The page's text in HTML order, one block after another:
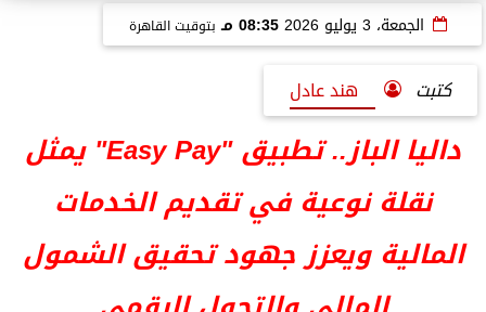
الجمعة، 3 يوليو 2026 08:35 مـ بتوقيت القاهرة
كتبت هند عادل
داليا الباز.. تطبيق "Easy Pay" يمثل
نقلة نوعية في تقديم الخدمات
المالية ويعزز جهود تحقيق الشمول